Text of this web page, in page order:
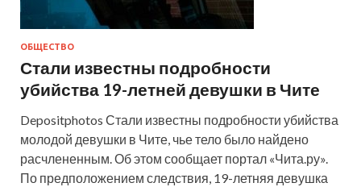
ОБЩЕСТВО
Стали известны подробности
убийства 19-летней девушки в Чите
Depositphotos Стали известны подробности убийства
молодой девушки в Чите, чье тело было найдено
расчлененным. Об этом сообщает портал «Чита.ру».
По предположением следствия, 19-летняя девушка